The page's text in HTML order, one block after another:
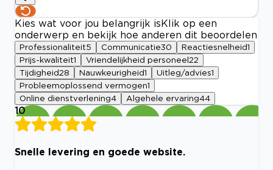
Kies wat voor jou belangrijk is Klik op een
onderwerp en bekijk hoe anderen dit beoordelen
Professionaliteit5 Communicatie30 Reactiesnelheid1
Prijs-kwaliteit1 Vriendelijkheid personeel 22
Tijdigheid28 Nauwkeurigheid1 Uitleg/advies1
Probleemoplossend vermogen1
Online dienstverlening4 Algehele ervaring44
10
Snelle levering en goede website.